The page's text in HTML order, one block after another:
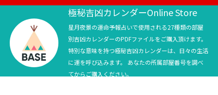
テニス四大大会・五輪
テニス四大大会・五輪
極秘吉凶カレンダーOnline Store
星月夜景の運命予報占いで使用される27種類の部屋
別吉凶カレンダーのPDFファイルをご購入頂けます。
特別な意味を持つ極秘吉凶カレンダーは、日々の生活
に運を呼び込みます。 あなたの所属部屋番号を調べ
てからご購入ください。